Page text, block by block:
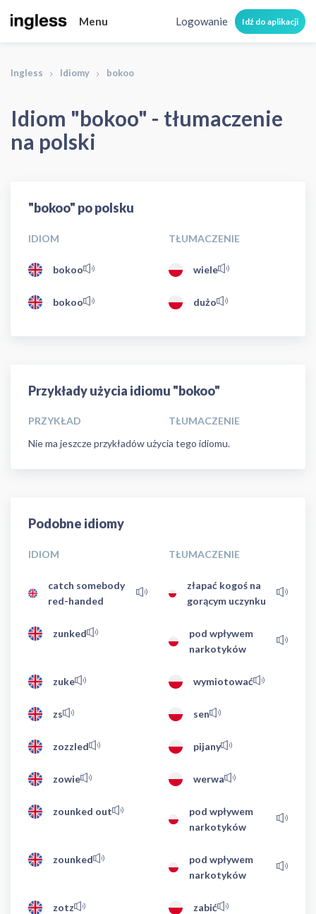
Menu Logowanie Idź do aplikacji
Ingless Idiomy bokoo
Idiom "bokoo" - tłumaczenie
na polski
"bokoo" po polsku
IDIOM TŁUMACZENIE
bokoo wiele
bokoo dużo
Przykłady użycia idiomu "bokoo"
PRZYKŁAD
TŁUMACZENIE
Nie ma jeszcze przykładów użycia tego idiomu.
Podobne idiomy
IDIOM TŁUMACZENIE
catch somebody
red-handed
złapać kogoś na
gorącym uczynku
zunked
pod wpływem
narkotyków
zuke wymiotować
zs sen
zozzled pijany
zowie werwa
zounked out
pod wpływem
narkotyków
zounked
pod wpływem
narkotyków
zotz zabić